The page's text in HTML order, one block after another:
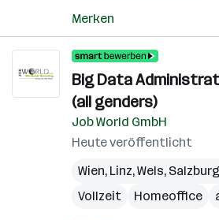
Merken
Big Data
(all genders)
Job World GmbH
Heute veröffentlicht
Wien, Linz,Wels, Salzburg
Vollzeit
Homeoffice